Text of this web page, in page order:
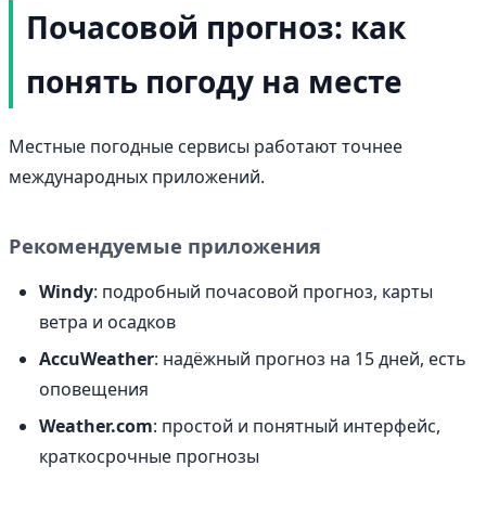
Почасовой прогноз: как
понять погоду на месте
Местные погодные сервисы работают точнее
международных приложений.
Рекомендуемые приложения
Windy: подробный почасовой прогноз, карты
ветра и осадков
AccuWeather: надёжный прогноз на 15 дней, есть
оповещения
Weather.com: простой и понятный интерфейс,
краткосрочные прогнозы